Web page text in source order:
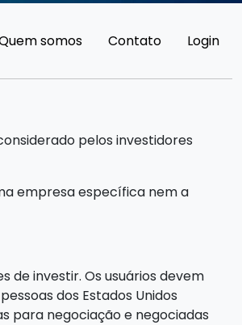
somos Contato Login
pelos investidores
empresa específica nem a
de investir. Os usuários devem
dos Estados Unidos
para negociação e negociadas